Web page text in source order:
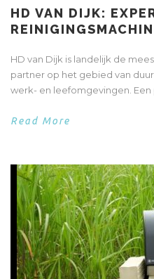
HD VAN DIJK:
HD van Dijk is landelijk de
partner op het gebied van
werk- en leefomgevingen. Een
Read More